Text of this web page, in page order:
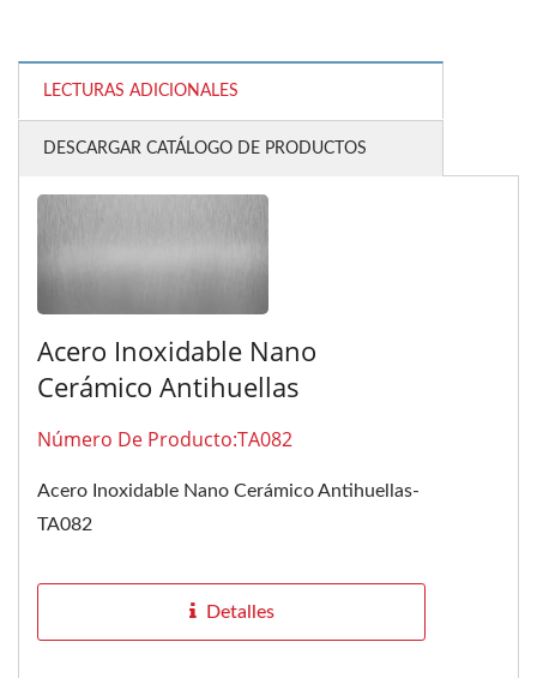
LECTURAS ADICIONALES
DESCARGAR CATÁLOGO DE PRODUCTOS
Acero Inoxidable Nano
Cerámico Antihuellas
Número De Producto:TA082
Acero Inoxidable Nano Cerámico Antihuellas-
TA082
Detalles